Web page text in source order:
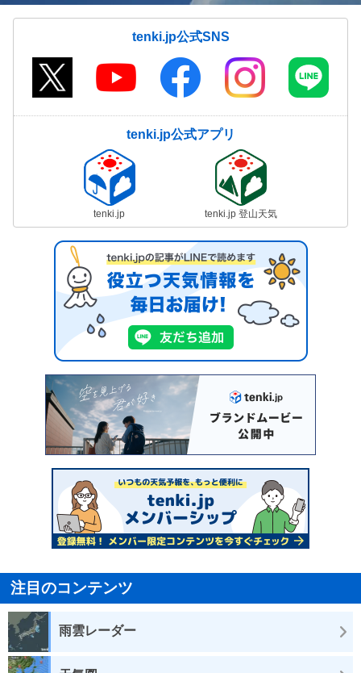
tenki.jp公式SNS
tenki.jp公式アプリ
tenki.jp tenki.jp 登山天気
注目のコンテンツ
雨雲レーダー